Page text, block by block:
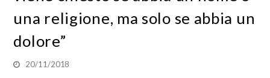
una religione, ma solo se abbia un
dolore”
20/11/2018